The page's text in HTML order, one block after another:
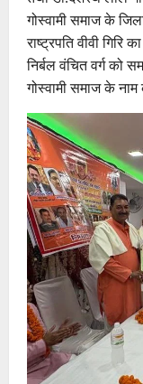
गोस्वामी समाज के
राष्ट्रपति वीवी
निर्बल वंचित वर्ग को
गोस्वामी समाज के